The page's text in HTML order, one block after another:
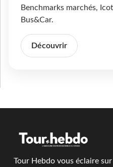
Benchmarks marchés,
Bus&Car.
Découvrir
Tour Hebdo vous éclaire